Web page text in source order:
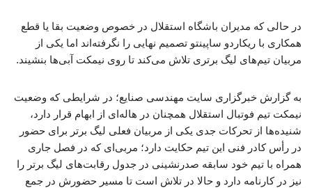
در حالی که مدیران باشگاه استقلال در خصوص وضعیت بقا یا قطع
همکاری با ریکاردو ساپینتو تصمیم نهایی را نگرفته‌اند اما یکی از
مربیان تیم‌های لیگ برتری تلاش می‌کند تا روی نیمکت آبی‌ها بنشیند.
به گزارش خبرگزاری سایت مهندسی صنایع؛ در شرایطی که وضعیت
نیمکت تیم فوتبال استقلال همچنان در هاله‌ای از ابهام قرار دارد،
شنیده‌ها از تحرکات جدی یکی از مربیان فعلی لیگ برتر برای حضور
در رأس کادر فنی این تیم حکایت دارد؛ مربی‌ای که در فصل جاری
همراه با تیم خود سابقه صدرنشینی در جدول رقابت‌های لیگ برتر را
نیز در کارنامه دارد و حالا در تلاش است تا مسیر حضورش در جمع